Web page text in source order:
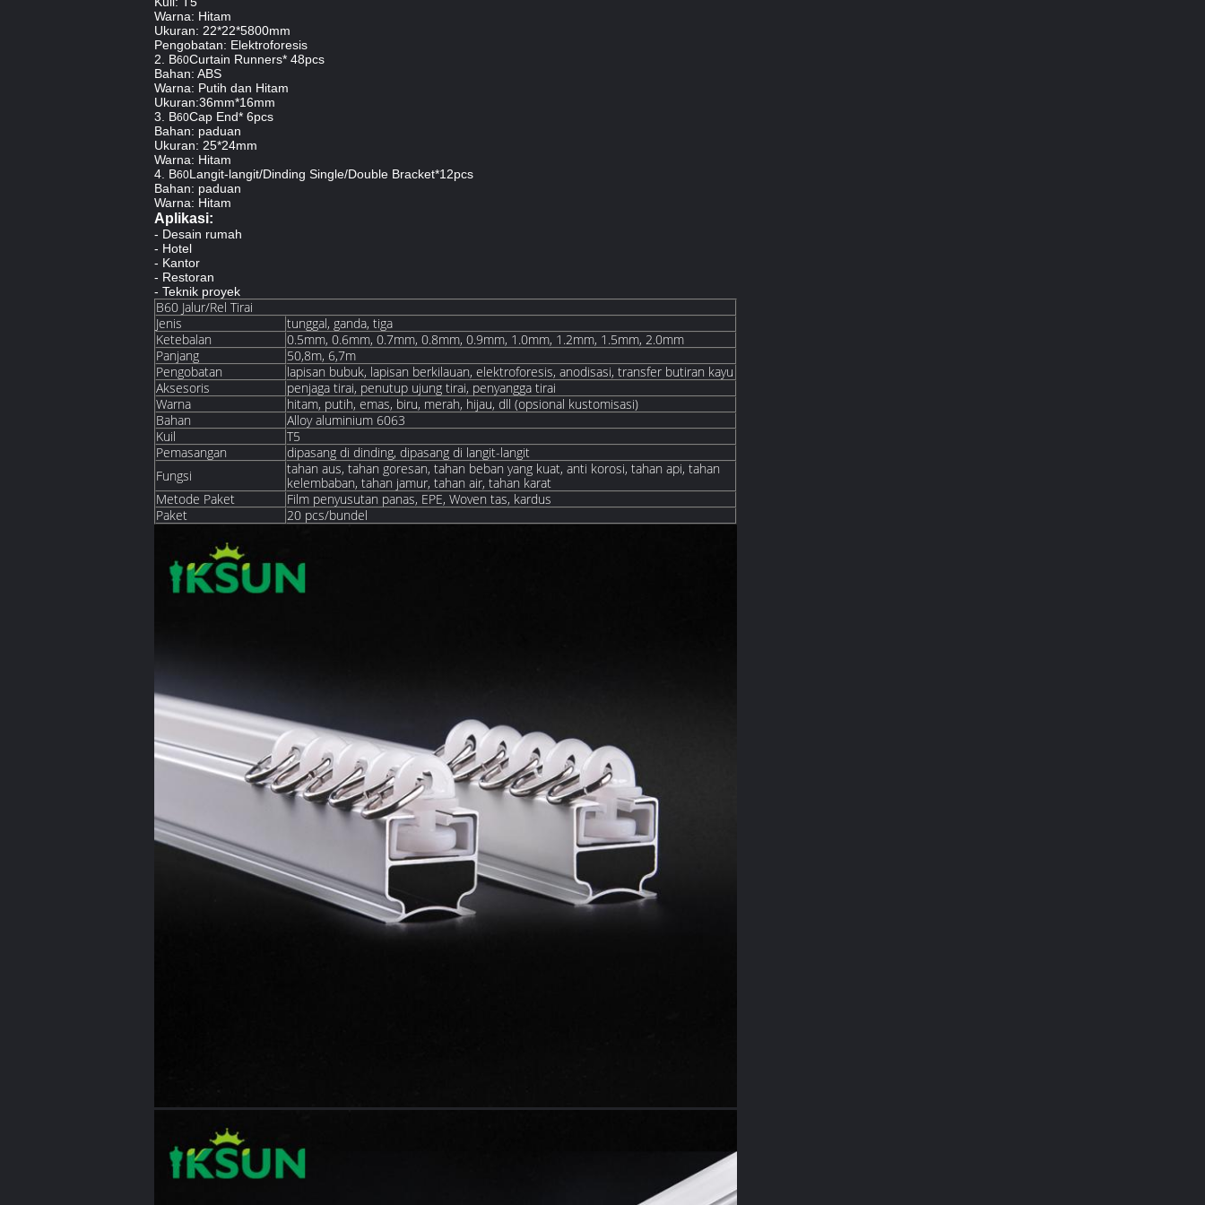
Warna: Hitam
Ukuran: 22*22*5800mm
Pengobatan: Elektroforesis
2. B60Curtain Runners* 48pcs
Bahan: ABS
Warna: Putih dan Hitam
Ukuran:36mm*16mm
3. B60Cap End* 6pcs
Bahan: paduan
Ukuran: 25*24mm
Warna: Hitam
4. B60Langit-langit/Dinding Single/Double Bracket*12pcs
Bahan: paduan
Warna: Hitam
Aplikasi:
- Desain rumah
- Hotel
- Kantor
- Restoran
- Teknik proyek
B60 Jalur/Rel Tirai
Jenis
tunggal, ganda, tiga
Ketebalan
0.5mm, 0.6mm, 0.7mm, 0.8mm, 0.9mm, 1.0mm, 1.2mm, 1.5mm, 2.0mm
Panjang
50,8m, 6,7m
Pengobatan
lapisan bubuk, lapisan berkilauan, elektroforesis, anodisasi, transfer butiran kayu
Aksesoris
penjaga tirai, penutup ujung tirai, penyangga tirai
Warna
hitam, putih, emas, biru, merah, hijau, dll (opsional kustomisasi)
Bahan
Alloy aluminium 6063
Kuil
T5
Pemasangan
dipasang di dinding, dipasang di langit-langit
Fungsi
tahan aus, tahan goresan, tahan beban yang kuat, anti korosi, tahan api, tahan
kelembaban, tahan jamur, tahan air, tahan karat
Metode Paket
Film penyusutan panas, EPE, Woven tas, kardus
Paket
20 pcs/bundel